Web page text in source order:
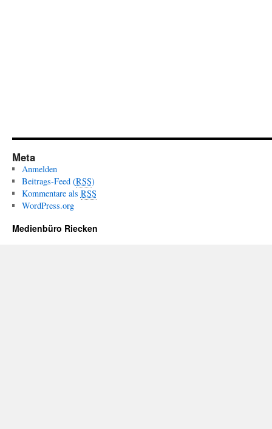
Meta
Anmelden
Beitrags-Feed (RSS)
Kommentare als RSS
WordPress.org
Medienbüro Riecken